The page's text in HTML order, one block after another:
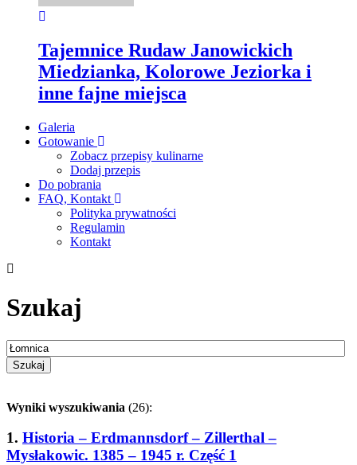
Tajemnice Rudaw Janowickich
Miedzianka, Kolorowe Jeziorka i
inne fajne miejsca
Galeria
Gotowanie
Zobacz przepisy kulinarne
Dodaj przepis
Do pobrania
FAQ, Kontakt
Polityka prywatności
Regulamin
Kontakt
Szukaj
Szukaj
Wyniki wyszukiwania (26):
1. Historia – Erdmannsdorf – Zillerthal –
Mysłakowic. 1385 – 1945 r. Część 1